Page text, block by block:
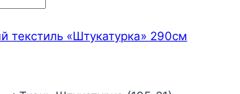
текстиль «Штукатурка» 290см